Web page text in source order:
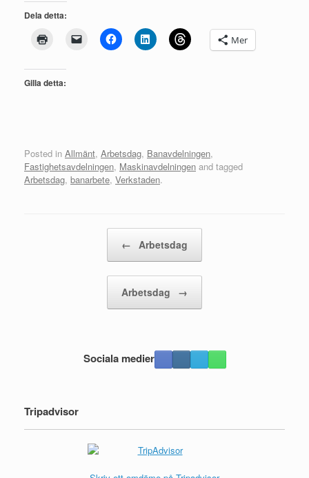
Dela detta:
Mer
Gilla detta:
Posted in Allmänt, Arbetsdag, Banavdelningen,
Fastighetsavdelningen, Maskinavdelningen and tagged
Arbetsdag, banarbete, Verkstaden.
← Arbetsdag
Arbetsdag →
Sociala medier
Tripadvisor